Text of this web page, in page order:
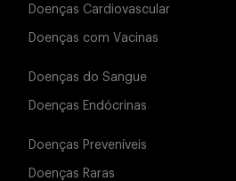
Doenças Cardiovascular
Doenças com Vacinas
Doenças do Sangue
Doenças Endócrinas
Doenças Preveníveis
Doenças Raras